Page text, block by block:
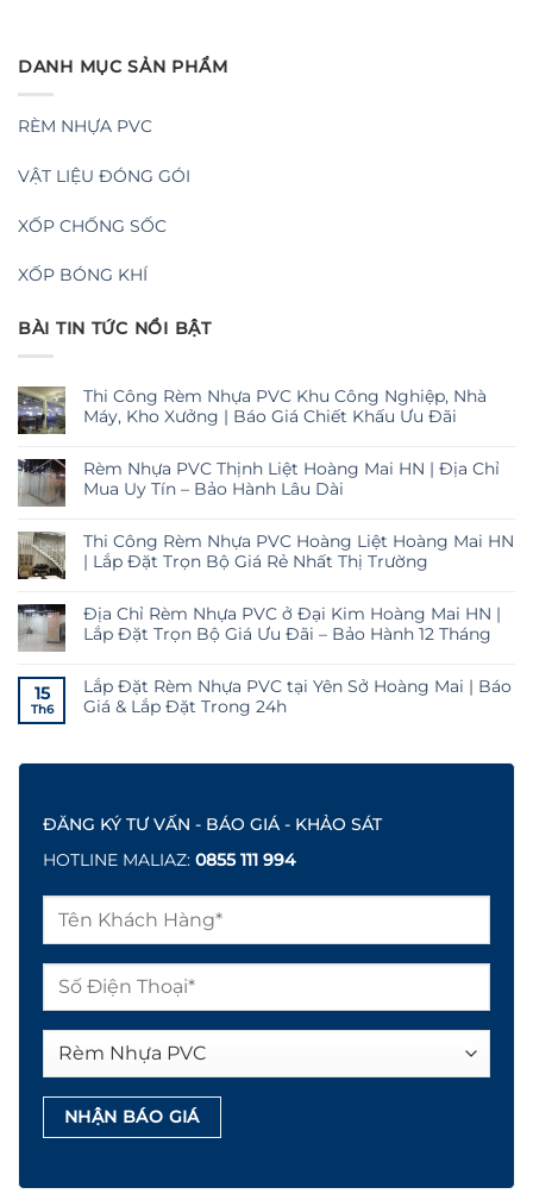
DANH MỤC SẢN PHẨM
RÈM NHỰA PVC
VẬT LIỆU ĐÓNG GÓI
XỐP CHỐNG SỐC
XỐP BÓNG KHÍ
BÀI TIN TỨC NỔI BẬT
Thi Công Rèm Nhựa PVC Khu Công Nghiệp, Nhà
Máy, Kho Xưởng | Báo Giá Chiết Khấu Ưu Đãi
Rèm Nhựa PVC Thịnh Liệt Hoàng Mai HN | Địa Chỉ
Mua Uy Tín – Bảo Hành Lâu Dài
Thi Công Rèm Nhựa PVC Hoàng Liệt Hoàng Mai HN
| Lắp Đặt Trọn Bộ Giá Rẻ Nhất Thị Trường
Địa Chỉ Rèm Nhựa PVC ở Đại Kim Hoàng Mai HN |
Lắp Đặt Trọn Bộ Giá Ưu Đãi – Bảo Hành 12 Tháng
15
Th6
Lắp Đặt Rèm Nhựa PVC tại Yên Sở Hoàng Mai | Báo
Giá & Lắp Đặt Trong 24h
ĐĂNG KÝ TƯ VẤN - BÁO GIÁ - KHẢO SÁT
HOTLINE MALIAZ: 0855 111 994